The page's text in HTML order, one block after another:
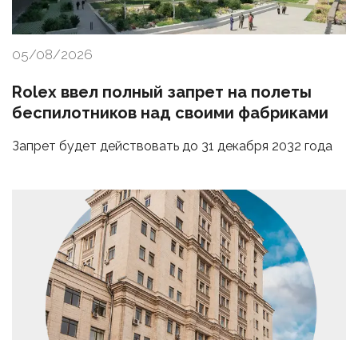
05/08/2026
Rolex ввел полный запрет на полеты
беспилотников над своими фабриками
Запрет будет действовать до 31 декабря 2032 года